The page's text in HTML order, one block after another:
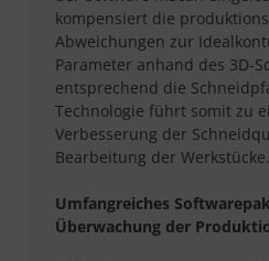
kompensiert die
Abweichungen zur
Parameter anhand des 3D-
entsprechend die
Technologie führt somit zu
Verbesserung der
Bearbeitung der Werkstücke.
Umfangreiches
Überwachung der